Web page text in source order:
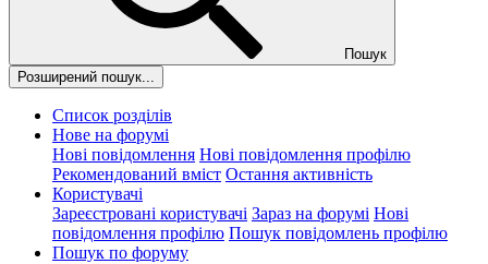
Пошук
Розширений пошук...
Список розділів
Нове на форумі
Нові повідомлення Нові повідомлення профілю
Рекомендований вміст Остання активність
Користувачі
Зареєстровані користувачі Зараз на форумі Нові
повідомлення профілю Пошук повідомлень профілю
Пошук по форуму